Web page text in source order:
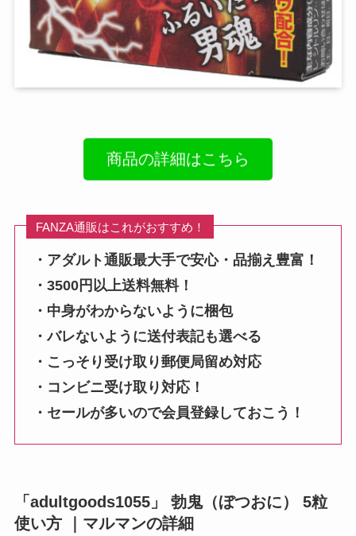
商品の詳細はこちら
FANZA通販はこれがおすすめ！
・アダルト通販最大手で安心・品揃え豊富！
・3500円以上送料無料！
・中身がわからないように梱包
・バレないように送付表記も選べる
・こっそり受け取り郵便局留め対応
・コンビニ受け取り対応！
・セールが多いので会員登録しておこう！
「adultgoods1055」 勃鬼（ぼつおに） 5粒
使い方 ｜マルマンの詳細